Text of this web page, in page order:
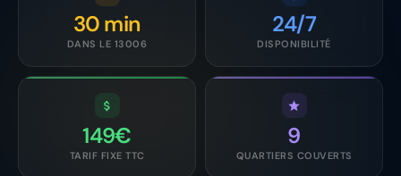
30 min
DANS LE 13006
24/7
DISPONIBILITÉ
149€
TARIF FIXE TTC
9
QUARTIERS COUVERTS